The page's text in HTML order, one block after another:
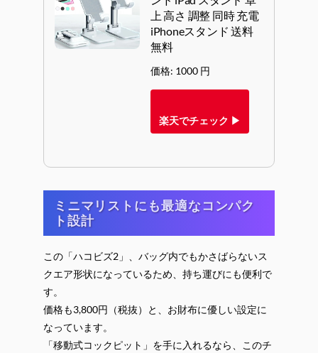
上 高さ 調整 同時 充電
iPhoneスタンド 送料
無料
価格: 1000 円
楽天でチェック ▶
ミニマリストにも最適なコンパク
ト設計
この「ハコビズ2」、バッグ内でもかさばらないス
クエア形状になっているため、持ち運びにも便利で
す。
価格も3,800円（税抜）と、お財布に優しい設定に
なっています。
「移動式コックピット」を手に入れるなら、このチ